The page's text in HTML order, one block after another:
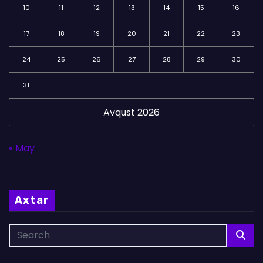
Avqust 2026
10 11 12 13 14 15 16
17 18 19 20 21 22 23
24 25 26 27 28 29 30
31
« May
Axtar